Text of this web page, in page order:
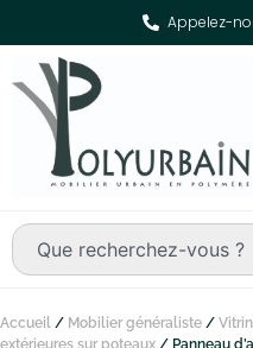
Appelez-
Accueil / Mobilier généraliste /
extérieures sur poteaux / Panneau